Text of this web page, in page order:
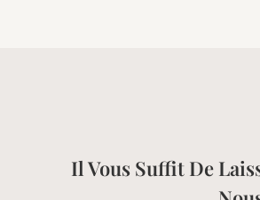
Il Vous Suffit De